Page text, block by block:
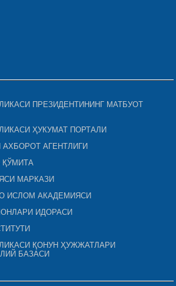
ПРЕЗИДЕНТИНИНГ МАТБУОТ
ҲУКУМАТ ПОРТАЛИ
АГЕНТЛИГИ
МАРКАЗИ
ИСЛОМ АКАДЕМИЯСИ
ИДОРАСИ
ҚОНУН ҲУЖЖАТЛАРИ
БАЗАСИ